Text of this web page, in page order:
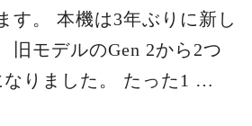
す。 本機は3年ぶりに新し
旧モデルのGen 2から2つ
なりました。 たった1 …